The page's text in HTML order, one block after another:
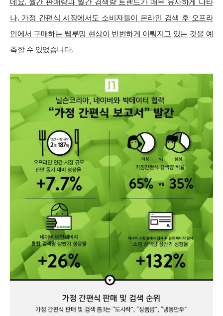
데요. 월간 판매량과 월간 검색량 트렌드가 매우 유사하게 나타
나, 가정 간편식 시장에서도 소비자들이 온라인 검색 후 오프라
인에서 구매하는 웹루밍 현상이 빈번하게 이뤄지고 있는 것을 예
측할 수 있었습니다.